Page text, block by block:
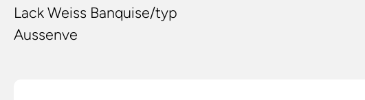
Lack Weiss Banquise/typ
Aussenve